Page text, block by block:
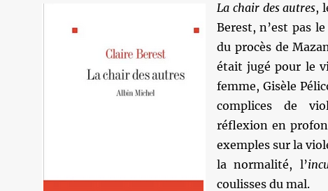
La chair des autres,
Berest, n’est pas
du procès de
était jugé pour le
femme, Gisèle
complices de
réflexion en
exemples sur la
la normalité, l’
coulisses du mal.